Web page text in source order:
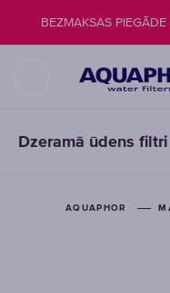
Dzeramā ūdens filtri
BEZMAKSAS
AQUAPHOR